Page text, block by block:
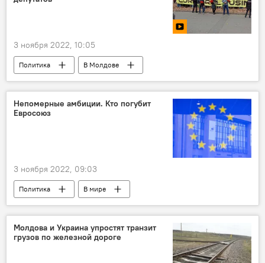
3 ноября 2022, 10:05
Политика
В Молдове
социальные протесты
Непомерные амбиции. Кто погубит
Евросоюз
3 ноября 2022, 09:03
Политика
В мире
Европейский союз
Молдова и Украина упростят транзит
грузов по железной дороге